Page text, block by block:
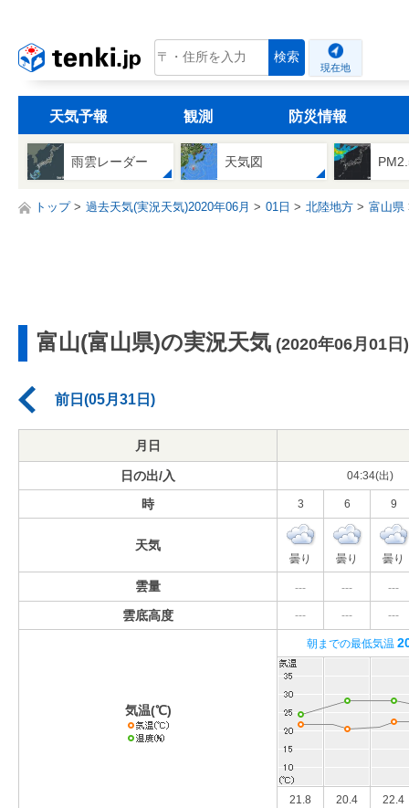
tenki.jp 検索
現在地
天気予報 観測 防災情報
雨雲レーダー 天気図
トップ 過去天気(実況天気)2020年06月 01日 北陸地方 富山県
富山(富山県)の実況天気 (2020年06月01日)
前日(05月31日)
月日
日の出/入 04:34(出)
時 3 6 9
天気
曇り 曇り 曇り
雲量 --- --- ---
雲底高度 --- --- ---
気温(℃)
朝までの最低気温
21.8 20.4 22.4